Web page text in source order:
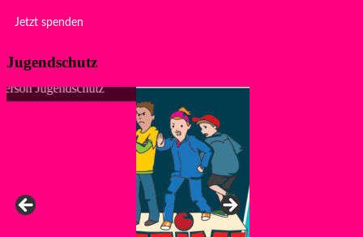
Jetzt spenden
Jugendschutz